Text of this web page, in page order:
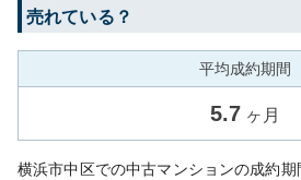
売れている？
平均成約期間
5.7 ヶ月
横浜市中区での中古マンションの成約